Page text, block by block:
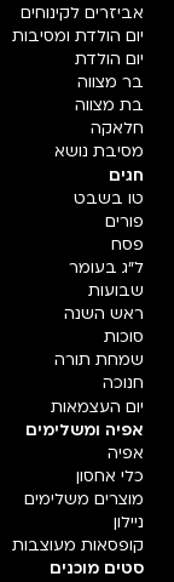
אביזרים לקינוחים
יום הולדת ומסיבות
יום הולדת
בר מצווה
בת מצווה
חלאקה
מסיבת נושא
חגים
טו בשבט
פורים
פסח
ל"ג בעומר
שבועות
ראש השנה
סוכות
שמחת תורה
חנוכה
יום העצמאות
אפיה ומשלימים
אפיה
כלי אחסון
מוצרים משלימים
ניילון
קופסאות מעוצבות
סטים מוכנים